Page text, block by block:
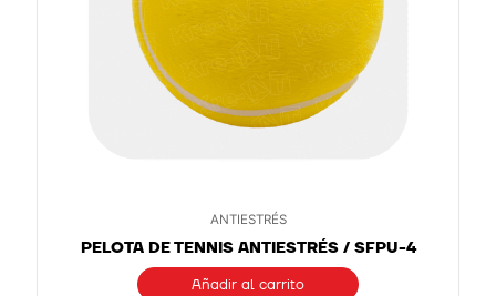
ANTIESTRÉS
PELOTA DE TENNIS ANTIESTRÉS / SFPU-4
Añadir al carrito